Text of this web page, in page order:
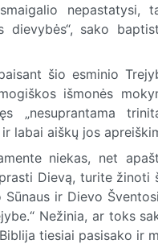
nepastatysi,
dievybės“, sako
šio esminio
išmonės
„nesuprantama
labai aiškų jos
niekas, net
Dievą, turite žinoti
ir Dievo
Nežinia, ar toks
tiesiai pasisako ir